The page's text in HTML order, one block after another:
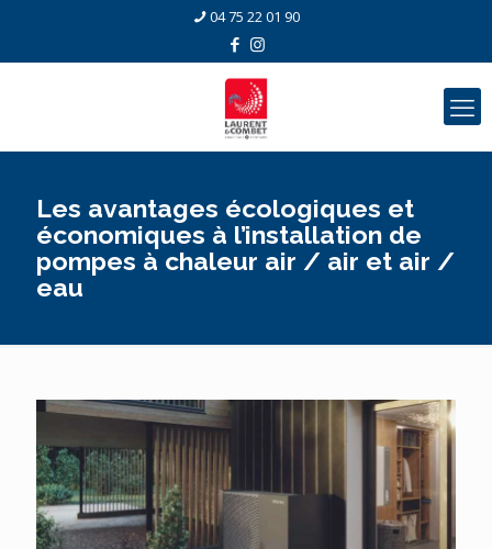
04 75 22 01 90
Les avantages écologiques et
économiques à l’installation de
pompes à chaleur air / air et air /
eau